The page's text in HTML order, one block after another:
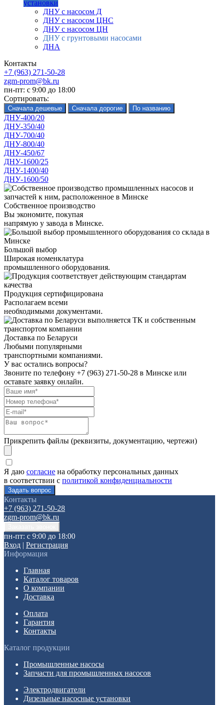
установки
ДНУ с насосом Д
ДНУ с насосом ЦНС
ДНУ с насосом ЦН
ДНУ с грунтовыми насосами
ДНА
Контакты
+7 (963) 271-50-28
zgm-prom@bk.ru
пн-пт: с 9:00 до 18:00
Сортировать:
ДНУ-400/20
ДНУ-350/40
ДНУ-700/40
ДНУ-800/40
ДНУ-450/67
ДНУ-1600/25
ДНУ-1400/40
ДНУ-1600/50
Собственное производство
Вы экономите, покупая
напрямую у завода в Минске.
Большой выбор
Широкая номенклатура
промышленного оборудования.
Продукция сертифицирована
Располагаем всеми
необходимыми документами.
Доставка по Беларуси
Любыми популярными
транспортными компаниями.
У вас остались вопросы?
Звоните по телефону +7 (963) 271-50-28 в Минске или
оставьте заявку онлайн.
Прикрепить файлы (реквизиты, документацию, чертежи)
Я даю согласие на обработку персональных данных
в соответствии с политикой конфиденциальности
Контакты
+7 (963) 271-50-28
zgm-prom@bk.ru
пн-пт: с 9:00 до 18:00
Вход | Регистрация
Информация
Главная
Каталог товаров
О компании
Доставка
Оплата
Гарантия
Контакты
Каталог продукции
Промышленные насосы
Запчасти для промышленных насосов
Электродвигатели
Дизельные насосные установки